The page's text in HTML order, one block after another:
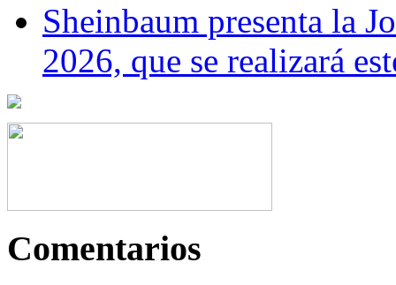
Sheinbaum presenta la
2026, que se realizará
Comentarios